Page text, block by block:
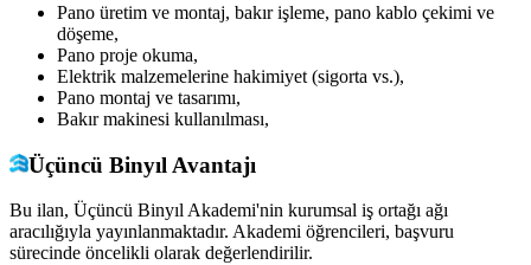
Pano üretim ve montaj, bakır işleme, pano kablo çekimi ve
döşeme,
Pano proje okuma,
Elektrik malzemelerine hakimiyet (sigorta vs.),
Pano montaj ve tasarımı,
Bakır makinesi kullanılması,
Üçüncü Binyıl Avantajı
Bu ilan, Üçüncü Binyıl Akademi'nin kurumsal iş ortağı ağı
aracılığıyla yayınlanmaktadır. Akademi öğrencileri, başvuru
sürecinde öncelikli olarak değerlendirilir.